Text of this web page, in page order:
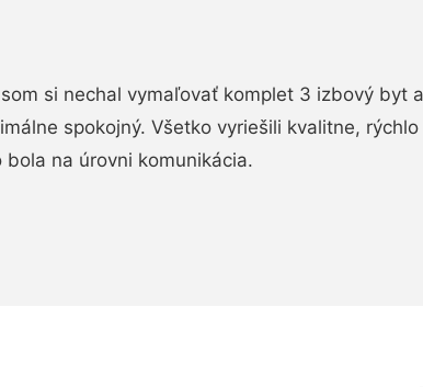
si nechal vymaľovať komplet 3 izbový byt
spokojný. Všetko vyriešili kvalitne, rýchlo
na úrovni komunikácia.